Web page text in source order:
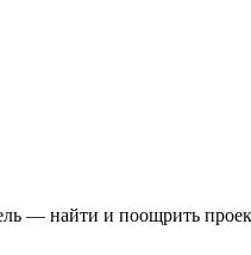
— найти и поощрить